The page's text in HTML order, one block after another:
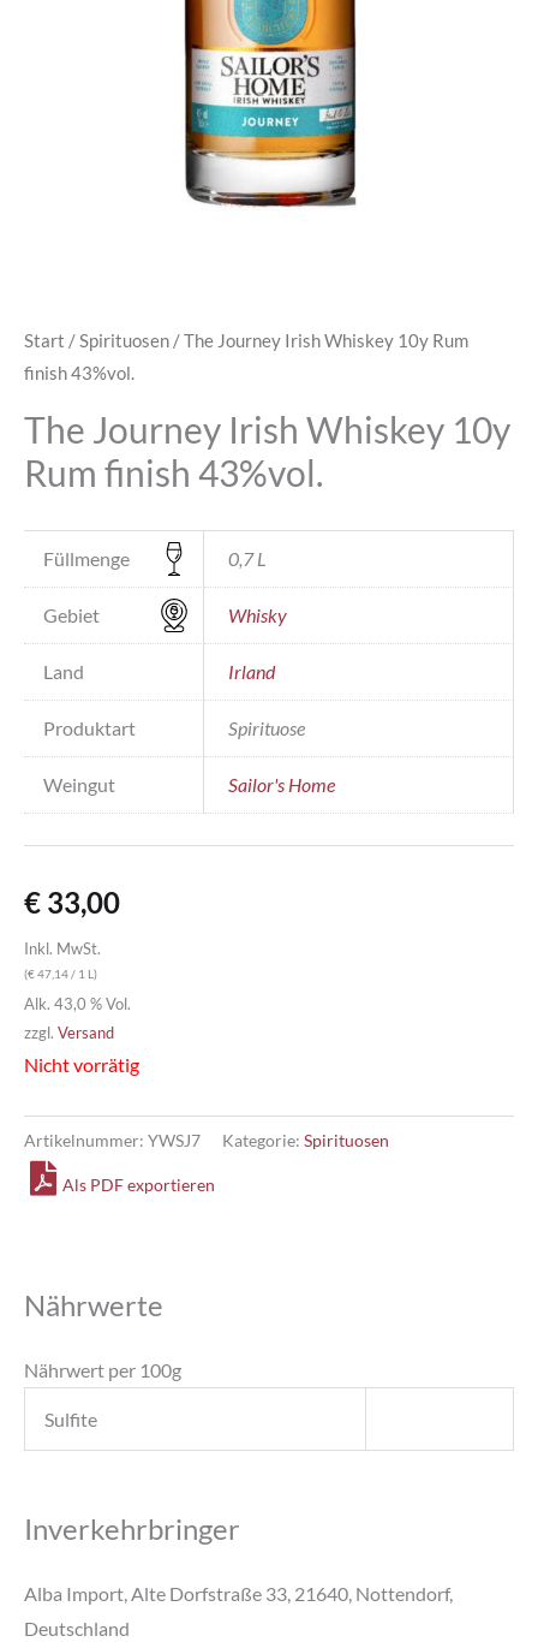
Start /Spirituosen / The Journey Irish Whiskey 10y Rum
finish 43%vol.
The Journey Irish Whiskey 10y
Rum finish 43%vol.
Füllmenge 0,7 L
Gebiet Whisky
Land Irland
Produktart Spirituose
Weingut Sailor's Home
€ 33,00
Inkl. MwSt.
(€47,14/ 1 L)
Alk. 43,0 % Vol.
zzgl. Versand
Nicht vorrätig
Artikelnummer: YWSJ7 Kategorie: Spirituosen
Als PDF exportieren
Nährwerte
Nährwert per 100g
Sulfite
Inverkehrbringer
Alba Import, Alte Dorfstraße 33, 21640, Nottendorf,
Deutschland